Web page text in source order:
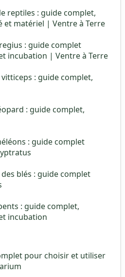
reptiles : guide complet,
matériel | Ventre à Terre
: guide complet
incubation | Ventre à Terre
: guide complet,
: guide complet,
: guide complet
blés : guide complet
: guide complet,
incubation
pour choisir et utiliser